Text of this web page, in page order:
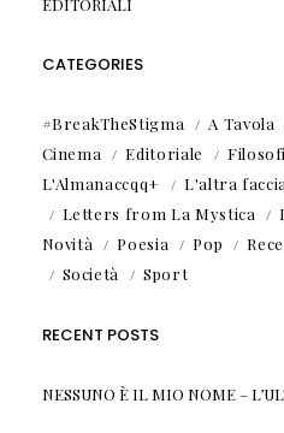
CATEGORIES
#BreakTheStigma A Tavola
Cinema
Editoriale
L'Almanaccqq+
L'altra
Letters from La Mystica
Novità
Poesia Pop
Società
Sport
RECENT POSTS
NESSUNO È IL MIO NOME –